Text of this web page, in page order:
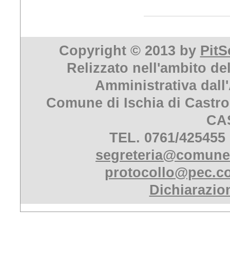
Copyright © 2013 by
Relizzato nell'ambito
Amministrativa
Comune di Ischia di
TEL. 0761/